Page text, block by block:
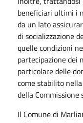
beneficiari ultimi i
da un lato
di socializzazione
quelle condizioni
partecipazione dei
particolare delle
come stabilito
della Commissione
Il Comune di